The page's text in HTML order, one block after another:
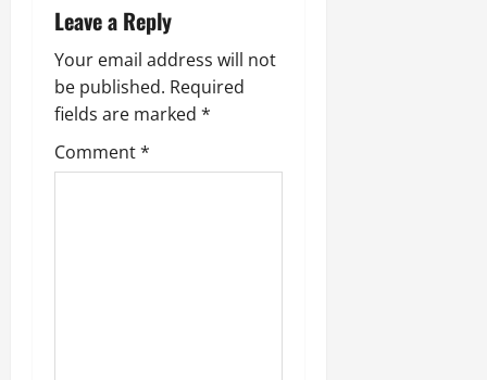
a
t
i
o
Leave a Reply
Your email address will not
be published. Required
fields are marked *
Comment*